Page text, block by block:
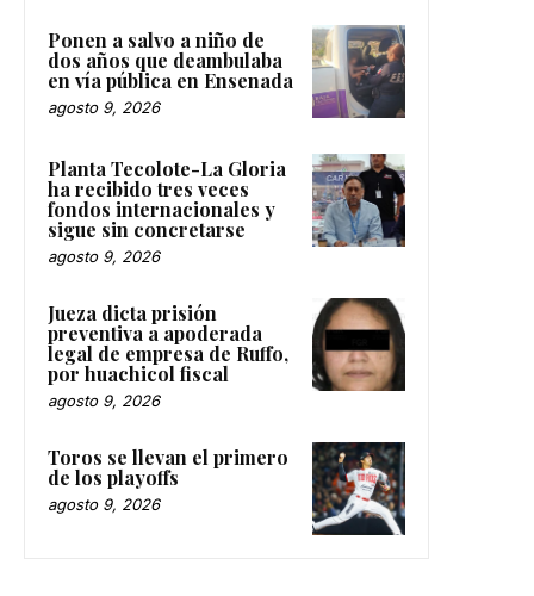
Ponen a salvo a niño de
dos años que deambulaba
en vía pública en Ensenada
agosto 9, 2026
Planta Tecolote-La Gloria
ha recibido tres veces
fondos internacionales y
sigue sin concretarse
agosto 9, 2026
Jueza dicta prisión
preventiva a apoderada
legal de empresa de Ruffo,
por huachicol fiscal
agosto 9, 2026
Toros se llevan el primero
de los playoffs
agosto 9, 2026